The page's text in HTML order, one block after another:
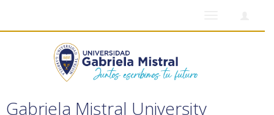
Gabriela Mistral University